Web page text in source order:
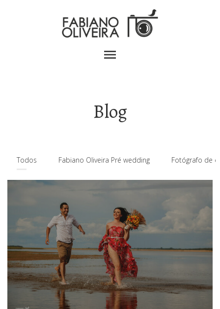
menu
Blog
Todos Fabiano Oliveira Pré wedding Fotógrafo de